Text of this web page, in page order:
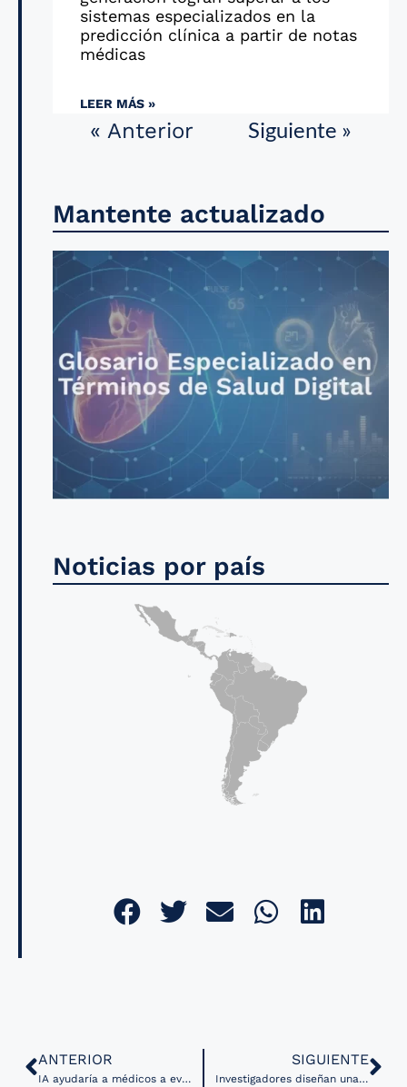
sistemas especializados en la
predicción clínica a partir de notas
médicas
LEER MÁS »
« Anterior Siguiente »
Mantente actualizado
Noticias por país
ANTERIOR
IA ayudaría a médicos a evaluar registros médicos de menores con TDAH y mejorar su atención
SIGUIENTE
Investigadores diseñan una prueba más confiable para evaluar la comunicación clínica de la IA